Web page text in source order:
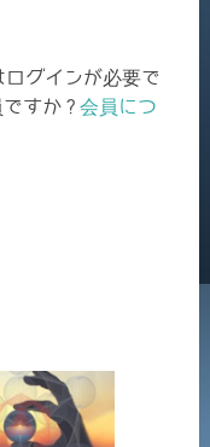
グインが必要で
ですか ? 会員につ